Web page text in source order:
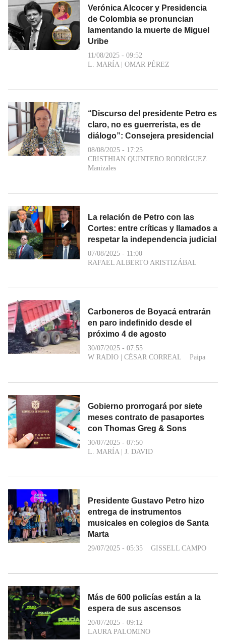
Verónica Alcocer y Presidencia
de Colombia se pronuncian
lamentando la muerte de Miguel
Uribe
11/08/2025 - 09:52
L. MARÍA | OMAR PÉREZ
“Discurso del presidente Petro es
claro, no es guerrerista, es de
diálogo”: Consejera presidencial
08/08/2025 - 17:25
CRISTHIAN QUINTERO RODRÍGUEZ
Manizales
La relación de Petro con las
Cortes: entre críticas y llamados a
respetar la independencia judicial
07/08/2025 - 11:00
RAFAEL ALBERTO ARISTIZÁBAL
Carboneros de Boyacá entrarán
en paro indefinido desde el
próximo 4 de agosto
30/07/2025 - 07:55
W RADIO | CÉSAR CORREAL Paipa
Gobierno prorrogará por siete
meses contrato de pasaportes
con Thomas Greg & Sons
30/07/2025 - 07:50
L. MARÍA | J. DAVID
Presidente Gustavo Petro hizo
entrega de instrumentos
musicales en colegios de Santa
Marta
29/07/2025 - 05:35 GISSELL CAMPO
Más de 600 policías están a la
espera de sus ascensos
20/07/2025 - 09:12
LAURA PALOMINO